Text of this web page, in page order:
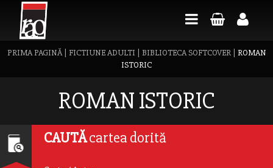
PRIMA PAGINĂ| FICTIUNE ADULTI BIBLIOTECA SOFTCOVER| ROMAN
ISTORIC
ROMAN ISTORIC
CAUTĂcartea dorită